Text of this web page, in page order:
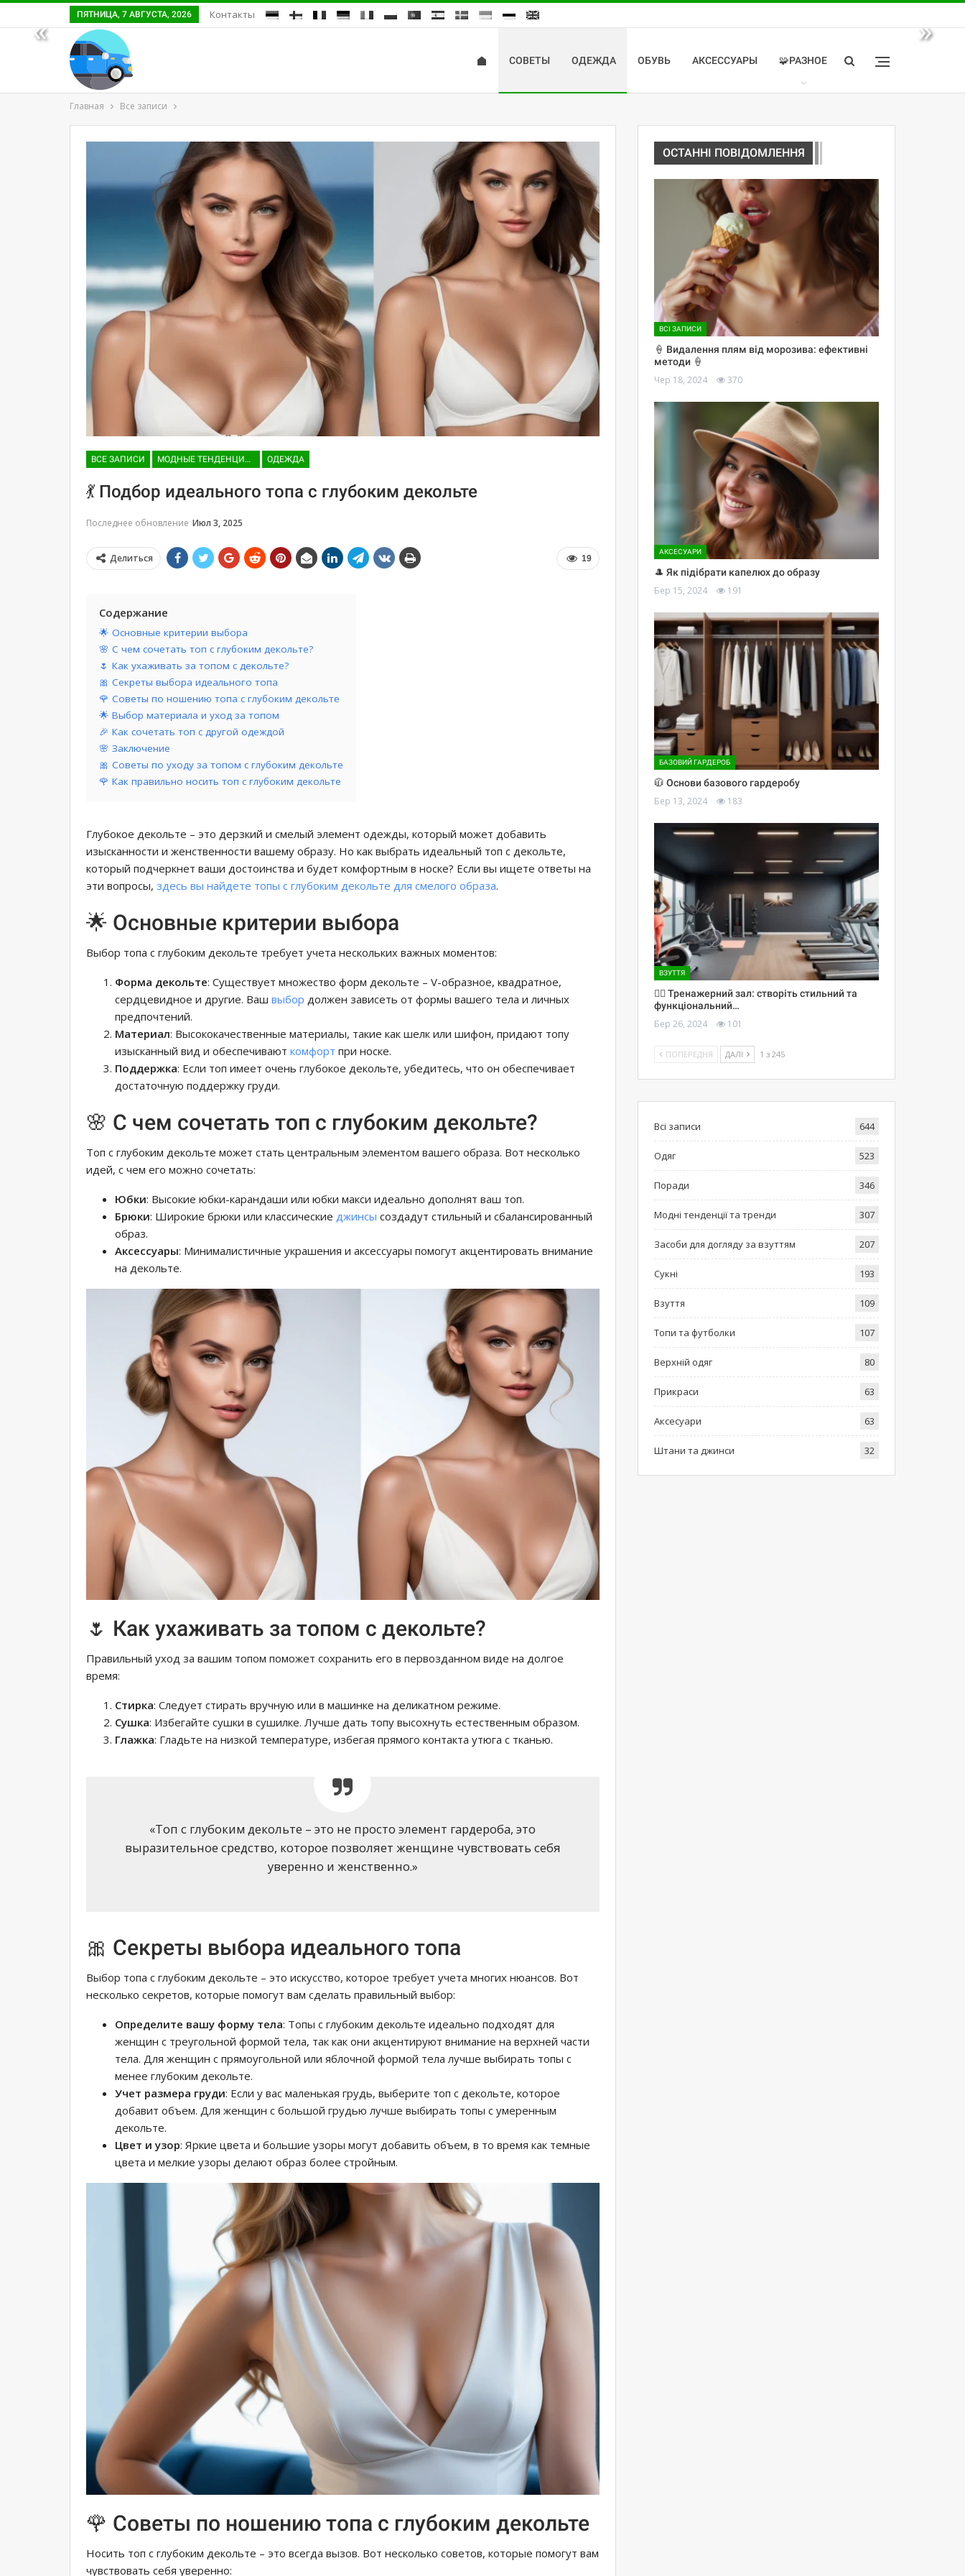
« »
ПЯТНИЦА, 7 АВГУСТА, 2026 Контакты
СОВЕТЫ ОДЕЖДА ОБУВЬ АКСЕССУАРЫ 🧩РАЗНОЕ
Главная Все записи
ВСЕ ЗАПИСИ МОДНЫЕ ТЕНДЕНЦИИ И ТРЕНДЫ ОДЕЖДА
💃 Подбор идеального топа с глубоким декольте
Последнее обновление Июл 3, 2025
19
Делиться
Содержание
🌟 Основные критерии выбора
🌸 С чем сочетать топ с глубоким декольте?
🌷 Как ухаживать за топом с декольте?
🎀 Секреты выбора идеального топа
🌹 Советы по ношению топа с глубоким декольте
🌟 Выбор материала и уход за топом
🎉 Как сочетать топ с другой одеждой
🌸 Заключение
🎀 Советы по уходу за топом с глубоким декольте
🌹 Как правильно носить топ с глубоким декольте
Глубокое декольте – это дерзкий и смелый элемент одежды, который может добавить
изысканности и женственности вашему образу. Но как выбрать идеальный топ с декольте,
который подчеркнет ваши достоинства и будет комфортным в носке? Если вы ищете ответы на
эти вопросы, здесь вы найдете топы с глубоким декольте для смелого образа.
🌟 Основные критерии выбора
Выбор топа с глубоким декольте требует учета нескольких важных моментов:
Форма декольте: Существует множество форм декольте – V-образное, квадратное,
сердцевидное и другие. Ваш выбор должен зависеть от формы вашего тела и личных
предпочтений.
Материал: Высококачественные материалы, такие как шелк или шифон, придают топу
изысканный вид и обеспечивают комфорт при носке.
Поддержка: Если топ имеет очень глубокое декольте, убедитесь, что он обеспечивает
достаточную поддержку груди.
🌸 С чем сочетать топ с глубоким декольте?
Топ с глубоким декольте может стать центральным элементом вашего образа. Вот несколько
идей, с чем его можно сочетать:
Юбки: Высокие юбки-карандаши или юбки макси идеально дополнят ваш топ.
Брюки: Широкие брюки или классические джинсы создадут стильный и сбалансированный
образ.
Аксессуары: Минималистичные украшения и аксессуары помогут акцентировать внимание
на декольте.
🌷 Как ухаживать за топом с декольте?
Правильный уход за вашим топом поможет сохранить его в первозданном виде на долгое
время:
Стирка: Следует стирать вручную или в машинке на деликатном режиме.
Сушка: Избегайте сушки в сушилке. Лучше дать топу высохнуть естественным образом.
Глажка: Гладьте на низкой температуре, избегая прямого контакта утюга с тканью.
«Топ с глубоким декольте – это не просто элемент гардероба, это
выразительное средство, которое позволяет женщине чувствовать себя
уверенно и женственно.»
🎀 Секреты выбора идеального топа
Выбор топа с глубоким декольте – это искусство, которое требует учета многих нюансов. Вот
несколько секретов, которые помогут вам сделать правильный выбор:
Определите вашу форму тела: Топы с глубоким декольте идеально подходят для
женщин с треугольной формой тела, так как они акцентируют внимание на верхней части
тела. Для женщин с прямоугольной или яблочной формой тела лучше выбирать топы с
менее глубоким декольте.
Учет размера груди: Если у вас маленькая грудь, выберите топ с декольте, которое
добавит объем. Для женщин с большой грудью лучше выбирать топы с умеренным
декольте.
Цвет и узор: Яркие цвета и большие узоры могут добавить объем, в то время как темные
цвета и мелкие узоры делают образ более стройным.
🌹 Советы по ношению топа с глубоким декольте
Носить топ с глубоким декольте – это всегда вызов. Вот несколько советов, которые помогут вам
чувствовать себя уверенно:
ОСТАННІ ПОВІДОМЛЕННЯ
ВСІ ЗАПИСИ
🍦 Видалення плям від морозива: ефективні
методи 🍦
Чер 18, 2024 370
АКСЕСУАРИ
🎩 Як підібрати капелюх до образу
Бер 15, 2024 191
БАЗОВИЙ ГАРДЕРОБ
🧥 Основи базового гардеробу
Бер 13, 2024 183
ВЗУТТЯ
🏋️‍♀️ Тренажерний зал: створіть стильний та
функціональний…
Бер 26, 2024 101
ПОПЕРЕДНЯ ДАЛІ 1 з 245
Всі записи 644
Одяг 523
Поради 346
Модні тенденції та тренди 307
Засоби для догляду за взуттям 207
Сукні 193
Взуття 109
Топи та футболки 107
Верхній одяг 80
Прикраси 63
Аксесуари 63
Штани та джинси 32